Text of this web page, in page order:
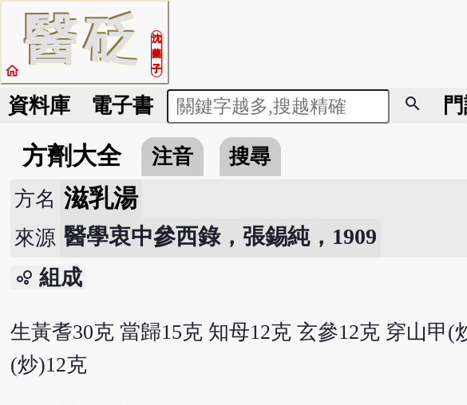
醫砭
沈
藥
子
home
資料庫 電子書 search
方劑大全 注音 搜尋
方名 滋乳湯
來源 醫學衷中參西錄，張錫純，1909
bubble_chart 組成
生黃耆30克 當歸15克 知母12克 玄參12克 穿山甲
(炒)12克